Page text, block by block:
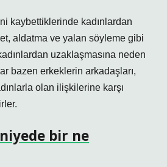
kaybettiklerinde kadınlardan
aldatma ve yalan söyleme gibi
uzaklaşmasına neden
bazen erkeklerin arkadaşları,
olan ilişkilerine karşı
bir ne